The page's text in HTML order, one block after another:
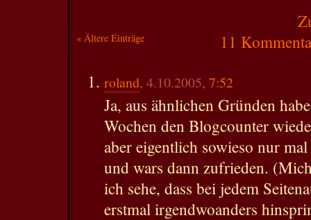
« Ältere Einträge 11
roland, 4.10.2005, 7:52
Ja, aus ähnlichen Gründen
Wochen den Blogcounter
aber eigentlich sowieso nur
und wars dann zufrieden.
ich sehe, dass bei jedem
erstmal irgendwoanders